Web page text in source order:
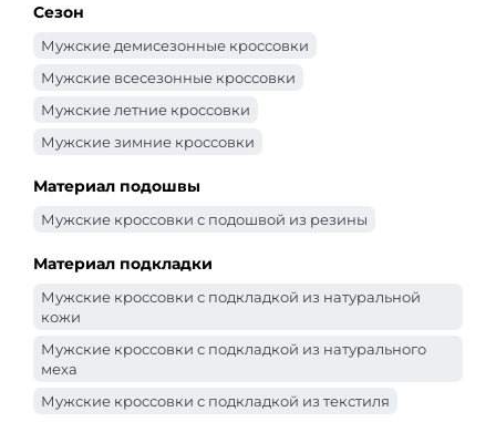
Сезон
Мужские демисезонные кроссовки
Мужские всесезонные кроссовки
Мужские летние кроссовки
Мужские зимние кроссовки
Материал подошвы
Мужские кроссовки с подошвой из резины
Материал подкладки
Мужские кроссовки с подкладкой из натуральной
кожи
Мужские кроссовки с подкладкой из натурального
меха
Мужские кроссовки с подкладкой из текстиля